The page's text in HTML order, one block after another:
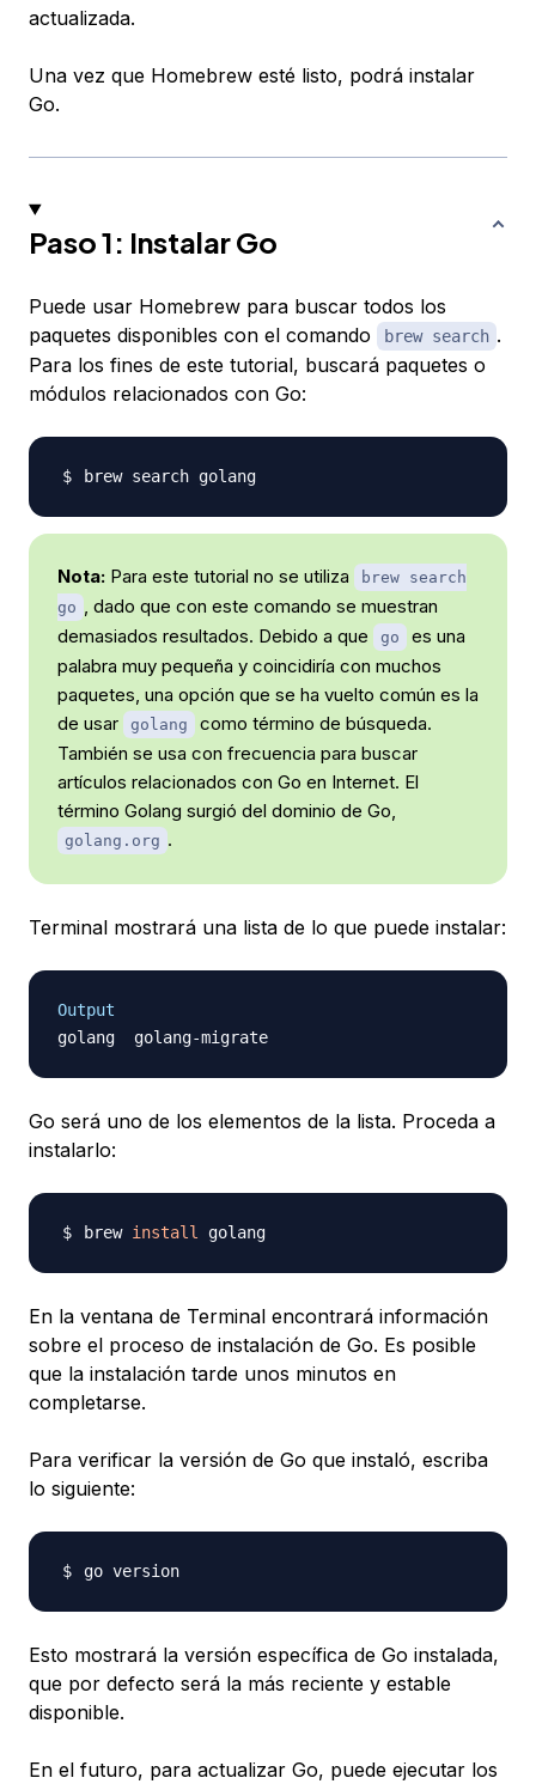
actualizada.
Una vez que Homebrew esté listo, podrá instalar
Go.
Paso 1: Instalar Go
Puede usar Homebrew para buscar todos los
paquetes disponibles con el comando
brew search .
Para los fines de este tutorial, buscará paquetes o
módulos relacionados con Go:
Nota: Para este tutorial no se utiliza
brew search
go
, dado que con este comando se muestran
demasiados resultados. Debido a que
go
es una
palabra muy pequeña y coincidiría con muchos
paquetes, una opción que se ha vuelto común es la
de usar
golang
como término de búsqueda.
También se usa con frecuencia para buscar
artículos relacionados con Go en Internet. El
término Golang surgió del dominio de Go,
golang.org .
Terminal mostrará una lista de lo que puede instalar:
Output
Go será uno de los elementos de la lista. Proceda a
instalarlo:
brew install
En la ventana de Terminal encontrará información
sobre el proceso de instalación de Go. Es posible
que la instalación tarde unos minutos en
completarse.
Para verificar la versión de Go que instaló, escriba
lo siguiente:
Esto mostrará la versión específica de Go instalada,
que por defecto será la más reciente y estable
disponible.
En el futuro, para actualizar Go, puede ejecutar los